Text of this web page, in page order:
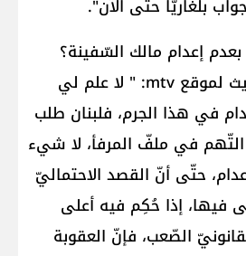
بلغاريّاً حتّى الآن".
إعدام مالك السّفينة؟
يقول دياب، في حديث لموقع mtv: " لا علم لي
في هذا الجرم، فلبنان طلب
في ملفّ المرفأ، لا شيء
حتّى أنّ القصد الاحتماليّ
فيها، إذا حُكِم فيه أعلى
الصّعب، فإنّ العقوبة